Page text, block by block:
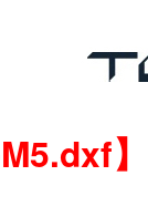
M5.dxf